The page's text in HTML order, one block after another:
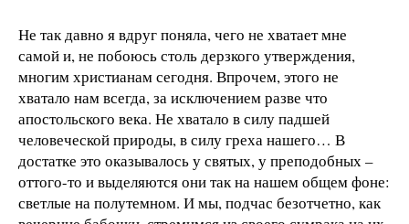
Не так давно я вдруг поняла, чего не хватает мне
самой и, не побоюсь столь дерзкого утверждения,
многим христианам сегодня. Впрочем, этого не
хватало нам всегда, за исключением разве что
апостольского века. Не хватало в силу падшей
человеческой природы, в силу греха нашего… В
достатке это оказывалось у святых, у преподобных –
оттого-то и выделяются они так на нашем общем фоне:
светлые на полутемном. И мы, подчас безотчетно, как